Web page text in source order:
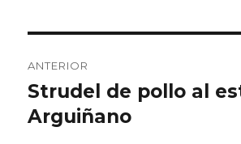
de
entradas
ANTERIOR
Entrada
anterior:
Strudel de pollo al
Arguiñano